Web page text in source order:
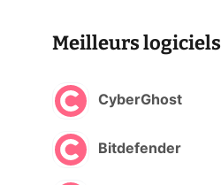
Meilleurs logiciels
CyberGhost
Bitdefender